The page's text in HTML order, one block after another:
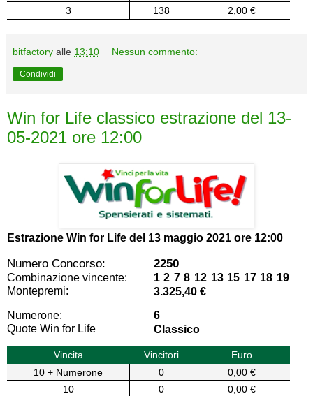
3
138 2,00 €
bitfactory alle 13:10 Nessun commento:
Condividi
Win for Life classico estrazione del 13-
05-2021 ore 12:00
Estrazione Win for Life del 13 maggio 2021 ore 12:00
Numero Concorso: 2250
Combinazione vincente:
1 2 7 8 12 13 15 17 18 19
Montepremi:
3.325,40 €
Numerone:
6
Quote Win for Life
Classico
Vincita Vincitori
Euro
10 + Numerone
0
0,00 €
10
0
0,00 €